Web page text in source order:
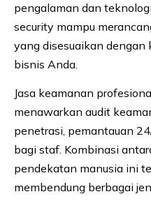
pengalaman dan
security mampu
yang disesuaikan
bisnis Anda.
Jasa keamanan
menawarkan audit
penetrasi, pemantauan
bagi staf. Kombinasi
pendekatan manusia ini
membendung berbagai